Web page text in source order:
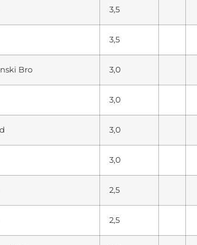
3,5
3,5
Bro 3,0
3,0
3,0
3,0
2,5
2,5